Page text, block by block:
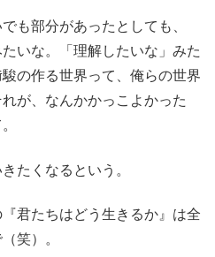
も部分があったとしても、
いな。「理解したいな」みた
の作る世界って、俺らの世界
が、なんかかっこよかった
たくなるという。
『君たちはどう生きるか』は全
笑）。